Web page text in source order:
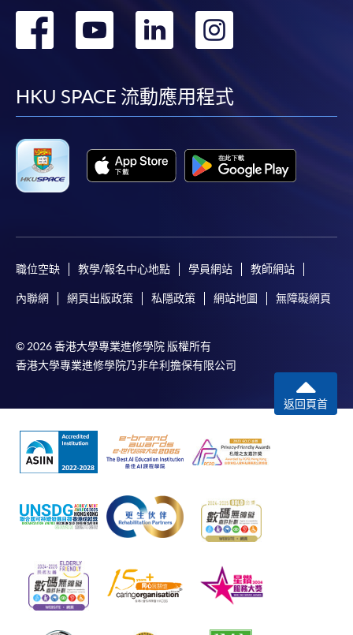
轉
facebook
轉
youtube
轉
linkedin
轉
HKU SPACE 流動應用程式
職位空缺 教學/報名中心地點 學員網站 教師網站
內聯網 網頁出版政策 私隱政策 網站地圖 無障礙網頁
© 2026 香港大學專業進修學院 版權所有
香港大學專業進修學院乃非牟利擔保有限公司
返回頁首